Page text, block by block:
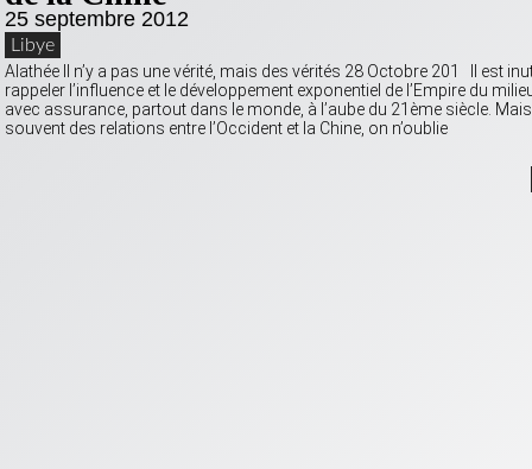
25 septembre 2012
Libye
Alathée Il n’y a pas une vérité, mais des vérités 28 Octobre 201 Il est
rappeler l’influence et le développement exponentiel de l’Empire du
avec assurance, partout dans le monde, à l’aube du 21ème siècle. Mais
souvent des relations entre l’Occident et la Chine, on n’oublie